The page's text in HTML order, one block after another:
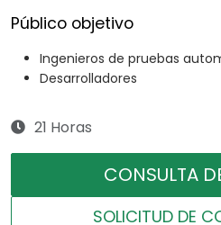
Público objetivo
Ingenieros de pruebas
Desarrolladores
21 Horas
CONSULTA
SOLICITUD DE